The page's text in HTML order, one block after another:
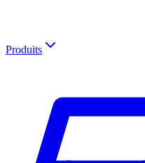
Produits